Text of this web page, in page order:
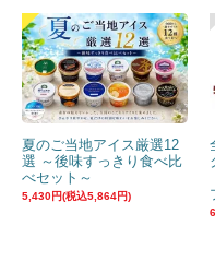
夏のご当地アイス厳選12
選 ～後味すっきり食べ比
べセット～
5,430円(税込5,864円)